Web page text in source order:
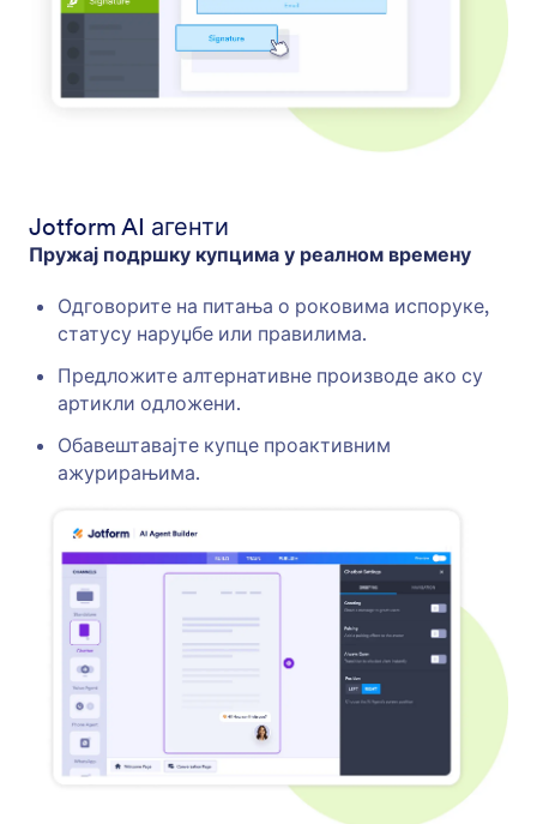
Jotform AI агенти
Пружај подршку купцима у реалном времену
Одговорите на питања о роковима испоруке,
статусу наруџбе или правилима.
Предложите алтернативне производе ако су
артикли одложени.
Обавештавајте купце проактивним
ажурирањима.